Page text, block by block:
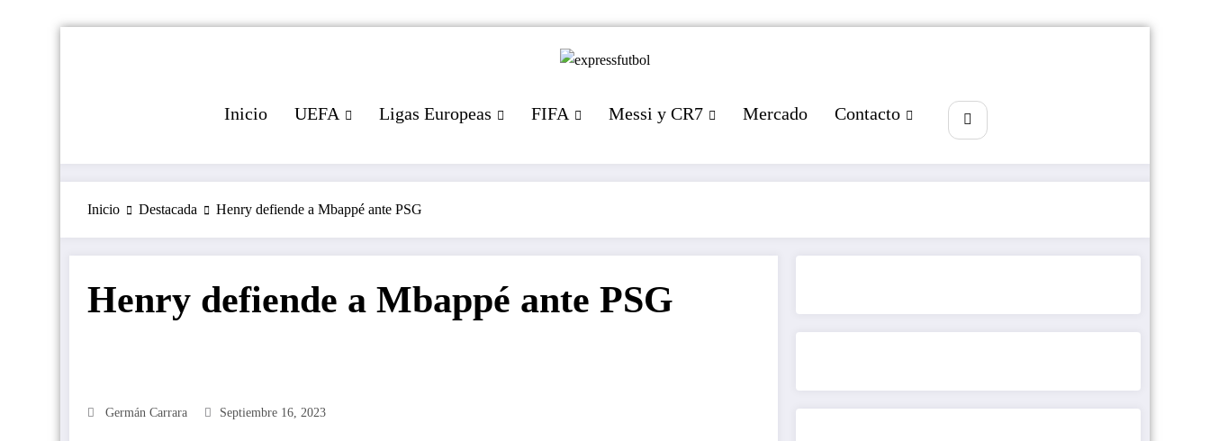
Inicio UEFA Ligas Europeas FIFA Messi y CR7 Mercado Contacto
Inicio Destacada Henry defiende a Mbappé ante PSG
Henry defiende a Mbappé ante PSG
Germán Carrara Septiembre 16, 2023